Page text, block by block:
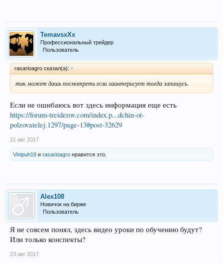
TemavsxXx
Профессиональный трейдер
Пользователь
rasarioagro сказал(а): ↑
так может дашь посмотреть если заинтерисует тогда запишусь.
Если не ошибаюсь вот здесь информация еще есть
https://forum-treiderov.com/index.p...dchin-ot-
polzovatelej.1297/page-13#post-32629
21 авг 2017
Vinipuh19 и rasarioagro нравится это.
Alex108
Новичок на бирже
Пользователь
Я не совсем понял, здесь видео уроки по обучению будут?
Или только конспекты?
23 авг 2017